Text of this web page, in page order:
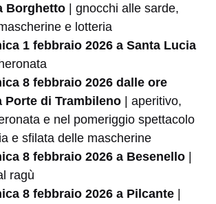
Borghetto | gnocchi alle sarde,
e lotteria
1 febbraio 2026 a Santa Lucia
8 febbraio 2026 dalle ore
Porte di Trambileno | aperitivo,
e nel pomeriggio spettacolo
e sfilata delle mascherine
8 febbraio 2026 a Besenello |
ragù
8 febbraio 2026 a Pilcante |